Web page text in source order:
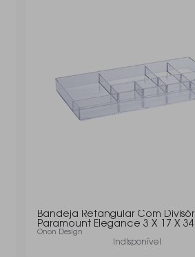
Bandeja Retangular Com
Paramount Elegance 3 X 17 X
Onon Design
Indisponível